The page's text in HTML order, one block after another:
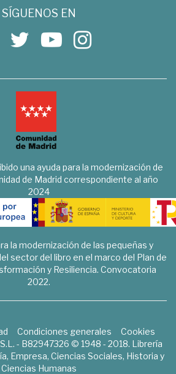
SÍGUENOS EN
una ayuda para la modernización de
de Madrid correspondiente al año
2024
la modernización de las pequeñas y
sector del libro en el marco del Plan de
y Resiliencia. Convocatoria
2022.
Condiciones generales
Cookies
- B82947326 © 1948 - 2018. Librería
Empresa, Ciencias Sociales, Historia y
Ciencias Humanas